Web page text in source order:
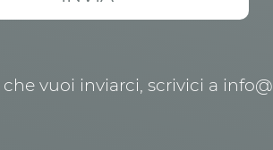
vuoi inviarci, scrivici a